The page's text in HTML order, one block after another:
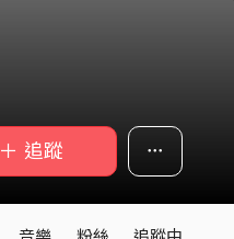
＋ 追蹤